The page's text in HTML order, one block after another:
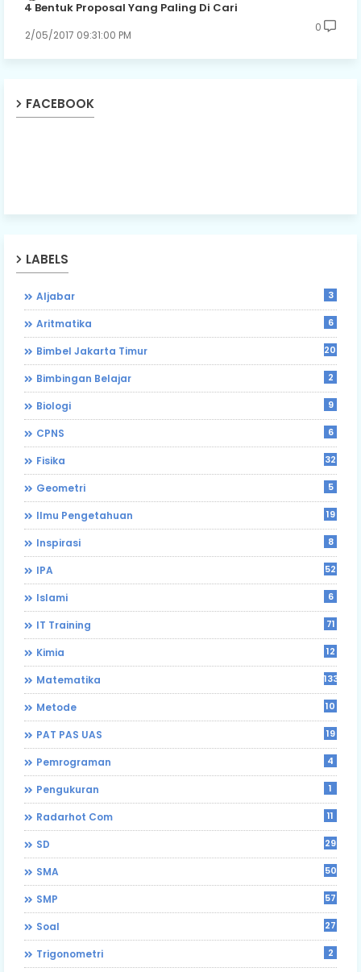
4 Bentuk Proposal Yang Paling Di Cari
2/05/2017 09:31:00 PM
0
FACEBOOK
LABELS
Aljabar 3
Aritmatika 6
Bimbel Jakarta Timur 203
Bimbingan Belajar 2
Biologi 9
CPNS 6
Fisika 32
Geometri 5
Ilmu Pengetahuan 19
Inspirasi 8
IPA 52
Islami 6
IT Training 71
Kimia 12
Matematika 133
Metode 10
PAT PAS UAS 19
Pemrograman 4
Pengukuran 1
Radarhot Com 11
SD 29
SMA 50
SMP 57
Soal 27
Trigonometri 2